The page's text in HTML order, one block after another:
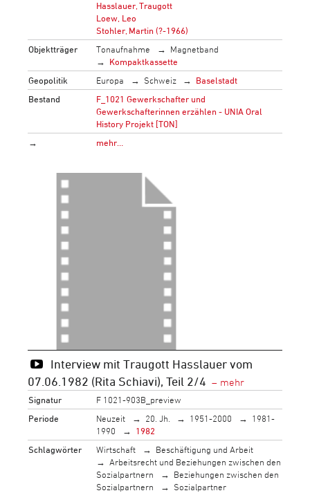
Hasslauer, Traugott
Loew, Leo
Stohler, Martin (?-1966)
Objektträger
Tonaufnahme
Magnetband
Kompaktkassette
Geopolitik
Europa Schweiz
Baselstadt
Bestand
F_1021 Gewerkschafter und
Gewerkschafterinnen erzählen - UNIA Oral
History Projekt [TON]
→
mehr…
Interview mit Traugott Hasslauer vom
07.06.1982 (Rita Schiavi), Teil 2/4
Signatur
F 1021-903B_preview
Periode
Neuzeit 20. Jh. 1951-2000
1981-
1990
1982
Schlagwörter
Wirtschaft
Beschäftigung und Arbeit
Arbeitsrecht und Beziehungen zwischen den
Sozialpartnern
Beziehungen zwischen den
Sozialpartnern
Sozialpartner